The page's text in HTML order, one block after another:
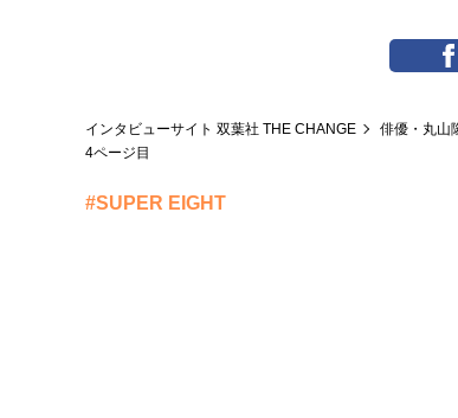
インタビューサイト 双葉社 THE CHANGE
俳優・丸山
4ページ目
#SUPER EIGHT